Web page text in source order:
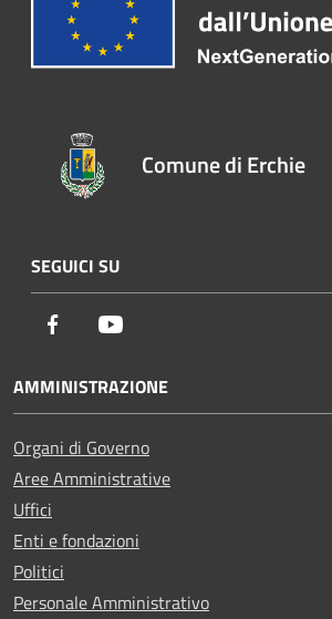
Comune di Erchie
SEGUICI SU
Facebook
AMMINISTRAZIONE
Organi di Governo
Aree Amministrative
Uffici
Enti e fondazioni
Politici
Personale Amministrativo